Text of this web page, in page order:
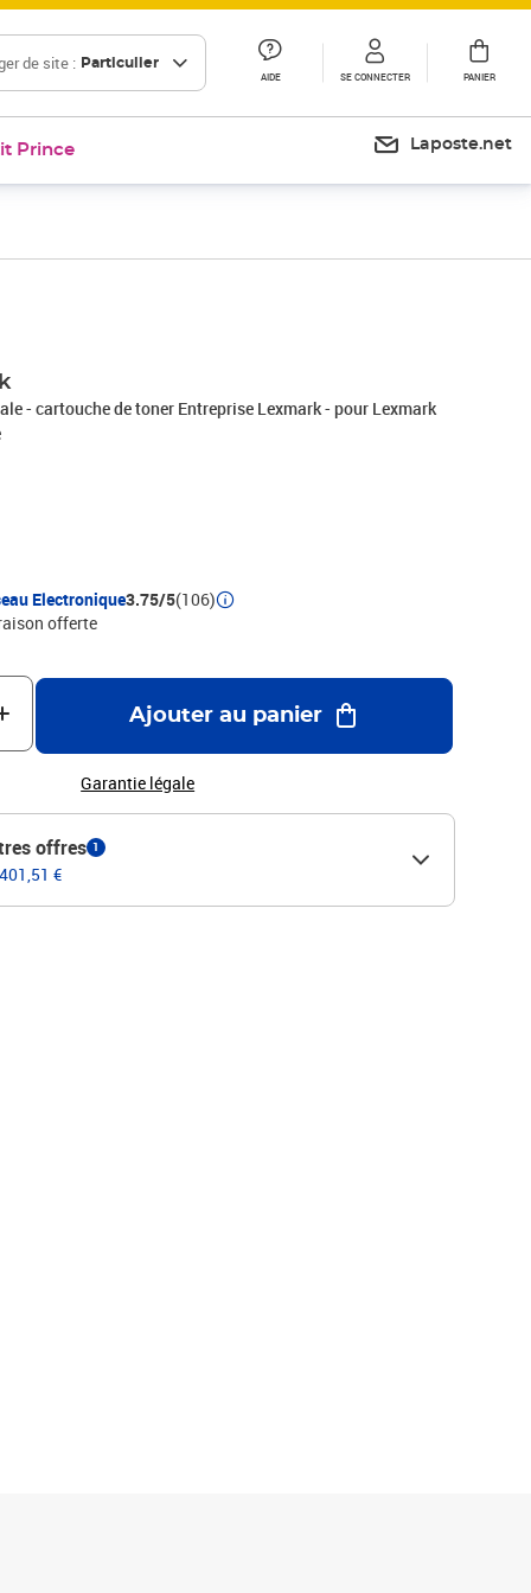
de site : Particulier
AIDE SE CONNECTER PANIER
Prince Laposte.net
- cartouche de toner Entreprise Lexmark - pour Lexmark
Electronique3.75/5(106)
offerte
Ajouter au panier
Garantie légale
offres 1
€